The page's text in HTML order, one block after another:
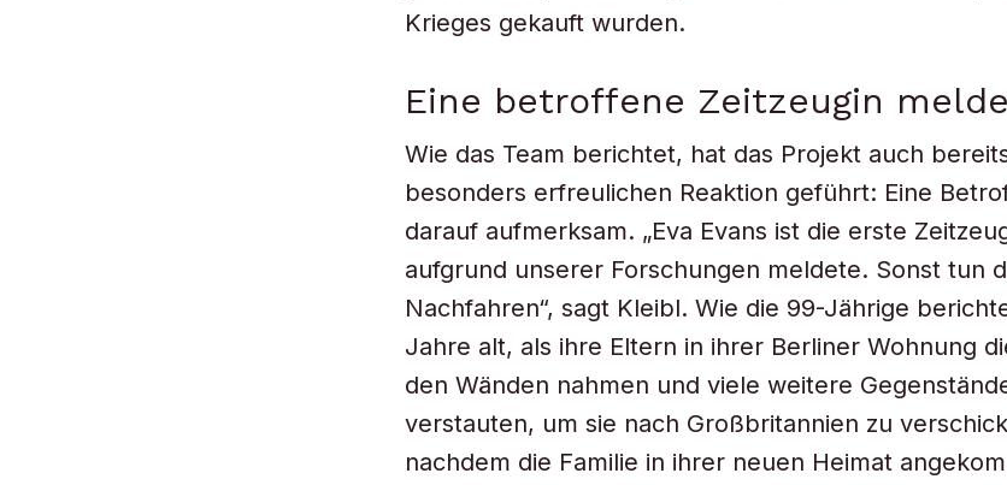
Krieges gekauft wurden.
Eine betroffene Zeitzeugin
Wie das Team berichtet, hat das Projekt auch
besonders erfreulichen Reaktion geführt: Eine
darauf aufmerksam. „Eva Evans ist die erste
aufgrund unserer Forschungen meldete. Sonst tun
Nachfahren“, sagt Kleibl. Wie die 99-Jährige
Jahre alt, als ihre Eltern in ihrer Berliner Wohnung
den Wänden nahmen und viele weitere
verstauten, um sie nach Großbritannien zu
nachdem die Familie in ihrer neuen Heimat